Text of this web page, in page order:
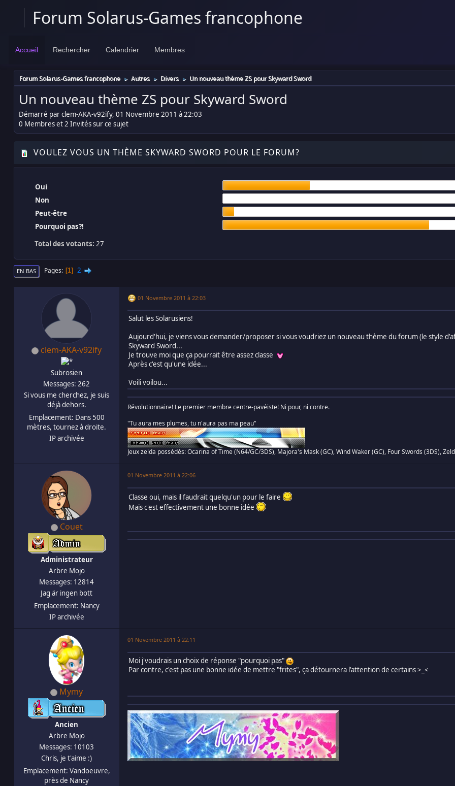
Forum Solarus-Games francophone
Accueil Rechercher Calendrier Membres
Forum Solarus-Games francophone ► Autres ► Divers ► Un nouveau thème ZS pour Skyward Sword
Un nouveau thème ZS pour Skyward Sword
Démarré par clem-AKA-v92ify, 01 Novembre 2011 à 22:03
0 Membres et 2 Invités sur ce sujet
VOULEZ VOUS UN THÈME SKYWARD SWORD POUR LE FORUM?
Oui
Non
Peut-être
Pourquoi pas?!
Total des votants: 27
EN BAS Pages 1 2
clem-AKA-v92ify
Subrosien
Messages: 262
Si vous me cherchez, je suis
déjà dehors.
Emplacement: Dans 500
mètres, tournez à droite.
IP archivée
01 Novembre 2011 à 22:03
Salut les Solarusiens!
Aujourd'hui, je viens vous demander/proposer si vous voudriez un nouveau thème du forum (le style
Skyward Sword...
Je trouve moi que ça pourrait être assez classe
Après c'est qu'une idée...
Voili voilou...
Révolutionnaire! Le premier membre centre-pavéiste! Ni pour, ni contre.
"Tu aura mes plumes, tu n'aura pas ma peau"
Jeux zelda possédés: Ocarina of Time (N64/GC/3DS), Majora's Mask (GC), Wind Waker (GC), Four Swords (3DS),
Couet
Administrateur
Arbre Mojo
Messages: 12814
Jag är ingen bott
Emplacement: Nancy
IP archivée
01 Novembre 2011 à 22:06
Classe oui, mais il faudrait quelqu'un pour le faire
Mais c'est effectivement une bonne idée
Mymy
Ancien
Arbre Mojo
Messages: 10103
Chris, je t'aime :)
Emplacement: Vandoeuvre,
près de Nancy
01 Novembre 2011 à 22:11
Moi j'voudrais un choix de réponse "pourquoi pas"
Par contre, c'est pas une bonne idée de mettre "frites", ça détournera l'attention de certains >_<